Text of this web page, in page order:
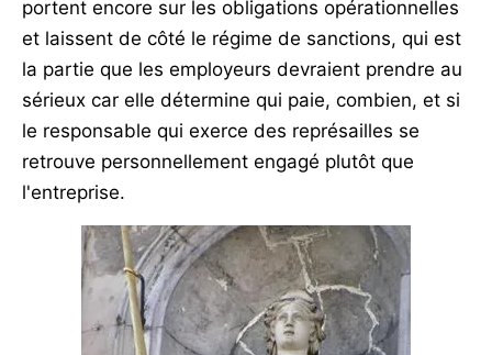
portent encore sur les obligations opérationnelles
et laissent de côté le régime de sanctions, qui est
la partie que les employeurs devraient prendre au
sérieux car elle détermine qui paie, combien, et si
le responsable qui exerce des représailles se
retrouve personnellement engagé plutôt que
l'entreprise.